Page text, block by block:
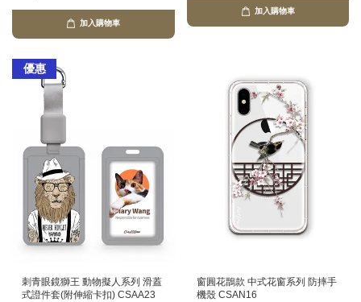
加入購物車
加入購物車
優惠
刺青眼鏡獅王 動物擬人系列 滑蓋
式證件套(附伸縮卡扣) CSAA23
窗圓花鵲款 中式花窗系列 防摔手
機殼 CSAN16